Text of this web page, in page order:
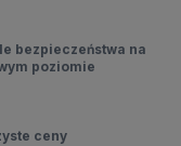
bezpieczeństwa na
poziomie
ceny